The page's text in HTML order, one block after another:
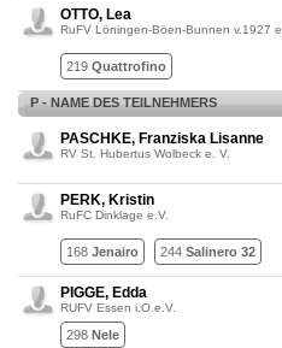
OTTO, Lea
RuFV Löningen-Böen-Bunnen v.1927 e.
219 Quattrofino
P - NAME DES TEILNEHMERS
PASCHKE, Franziska Lisanne
RV St. Hubertus Wolbeck e. V.
PERK, Kristin
RuFC Dinklage e.V.
168 Jenairo 244 Salinero 32
PIGGE, Edda
RUFV Essen i.O.e.V.
298 Nele